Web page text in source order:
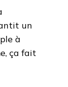
un
à
ça fait